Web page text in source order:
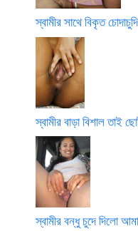
স্বামীর সাথে বিকৃত
স্বামীর বাড়া বিশাল তাই
স্বামীর বন্ধু চুদে দিলো